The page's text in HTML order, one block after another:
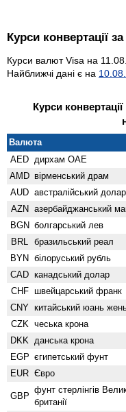
Курси конвертації
Курси валют Visa на
Найближчі дані є на
Курси
Валюта
AED дирхам ОАЕ
AMD вiрменський драм
AUD австралійський долар
AZN азербайджанський
BGN болгарський лев
BRL бразильський реал
BYN білоруський рубль
CAD канадський долар
CHF швейцарський франк
CNY китайський юань
CZK чеська крона
DKK данська крона
EGP єгипетський фунт
EUR Євро
GBP
фунт стерлінгів
британії